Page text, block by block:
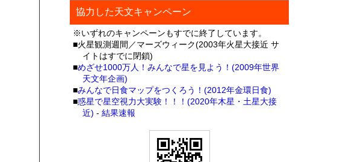
協力した天文キャンペーン
※いずれのキャンペーンもすでに終了しています。
■火星観測週間／マーズウィーク(2003年火星大接近 サ
イトはすでに閉鎖)
■めざせ1000万人！みんなで星を見よう！(2009年世界
天文年企画)
■みんなで日食マップをつくろう！(2012年金環日食)
■惑星で星空視力大実験！！！(2020年木星・土星大接
近) -結果速報